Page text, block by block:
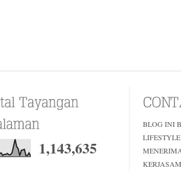
1,143,635
BLOG INI